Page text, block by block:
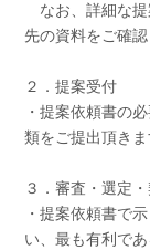
なお、詳細な提
先の資料をご確認
２．提案受付
・提案依頼書の
類をご提出頂きま
３．審査・選定
・提案依頼書で
い、最も有利で